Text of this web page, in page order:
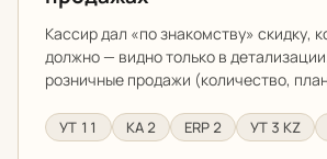
Кассир дал «по знакомству» скидку,
должно — видно только в
розничные продажи (количество,
УТ 11 КА 2 ERP 2 УТ 3 KZ